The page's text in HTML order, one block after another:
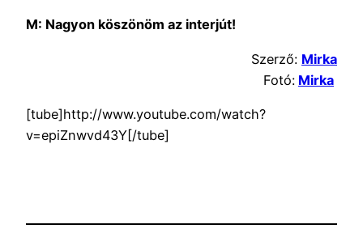
M: Nagyon köszönöm az interjút!
Szerző: Mirka
Fotó: Mirka
[tube]http://www.youtube.com/watch?
v=epiZnwvd43Y[/tube]